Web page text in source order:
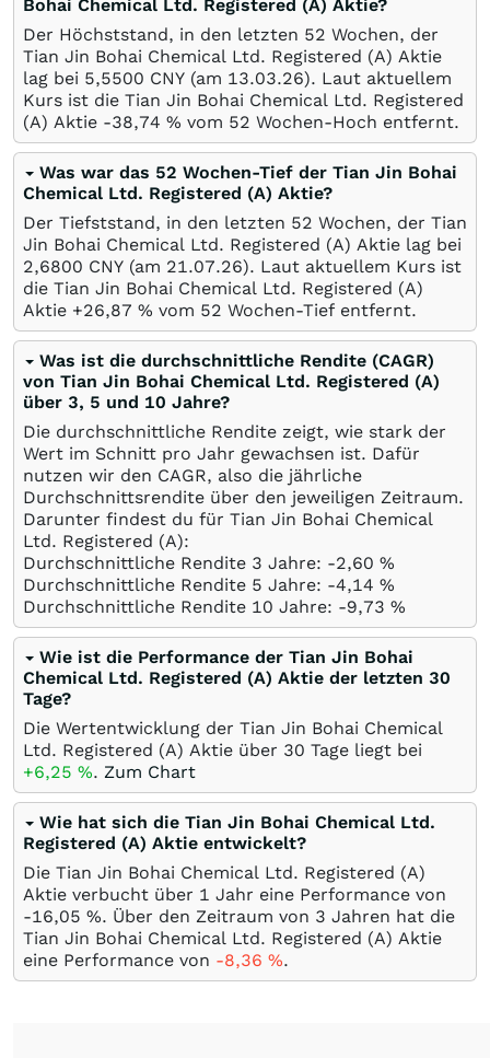
Bohai Chemical Ltd. Registered (A) Aktie?
Der Höchststand, in den letzten 52 Wochen, der
Tian Jin Bohai Chemical Ltd. Registered (A) Aktie
lag bei 5,5500 CNY (am 13.03.26). Laut aktuellem
Kurs ist die Tian Jin Bohai Chemical Ltd. Registered
(A) Aktie -38,74 % vom 52 Wochen-Hoch entfernt.
Was war das 52 Wochen-Tief der Tian Jin Bohai
Chemical Ltd. Registered (A) Aktie?
Der Tiefststand, in den letzten 52 Wochen, der Tian
Jin Bohai Chemical Ltd. Registered (A) Aktie lag bei
2,6800 CNY (am 21.07.26). Laut aktuellem Kurs ist
die Tian Jin Bohai Chemical Ltd. Registered (A)
Aktie +26,87 % vom 52 Wochen-Tief entfernt.
Was ist die durchschnittliche Rendite (CAGR)
von Tian Jin Bohai Chemical Ltd. Registered (A)
über 3, 5 und 10 Jahre?
Die durchschnittliche Rendite zeigt, wie stark der
Wert im Schnitt pro Jahr gewachsen ist. Dafür
nutzen wir den CAGR, also die jährliche
Durchschnittsrendite über den jeweiligen Zeitraum.
Darunter findest du für Tian Jin Bohai Chemical
Ltd. Registered (A):
Durchschnittliche Rendite 3 Jahre: -2,60 %
Durchschnittliche Rendite 5 Jahre: -4,14 %
Durchschnittliche Rendite 10 Jahre: -9,73 %
Wie ist die Performance der Tian Jin Bohai
Chemical Ltd. Registered (A) Aktie der letzten 30
Tage?
Die Wertentwicklung der Tian Jin Bohai Chemical
Ltd. Registered (A) Aktie über 30 Tage liegt bei
+6,25 %. Zum Chart
Wie hat sich die Tian Jin Bohai Chemical Ltd.
Registered (A) Aktie entwickelt?
Die Tian Jin Bohai Chemical Ltd. Registered (A)
Aktie verbucht über 1 Jahr eine Performance von
-16,05 %. Über den Zeitraum von 3 Jahren hat die
Tian Jin Bohai Chemical Ltd. Registered (A) Aktie
eine Performance von -8,36 %.